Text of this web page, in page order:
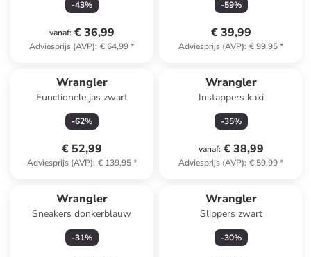
-43%
vanaf: € 36,99
Adviesprijs (AVP): € 64,99*
-59%
€ 39,99
Adviesprijs (AVP): € 99,95*
Wrangler
Functionele jas zwart
-62%
€ 52,99
Adviesprijs (AVP): € 139,95*
Wrangler
Instappers kaki
-35%
vanaf: € 38,99
Adviesprijs (AVP): € 59,99*
Wrangler
Sneakers donkerblauw
-31%
Wrangler
Slippers zwart
-30%